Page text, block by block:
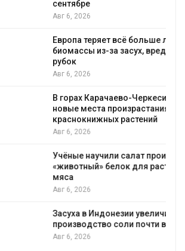
Европа теряет всё больше лесной
биомассы из-за засух, вредителей и
В горах Карачаево-Черкесии выявили
новые места произрастания
краснокнижных растений
Учёные научили салат производить
«животный» белок для растительного
Засуха в Индонезии увеличила
производство соли почти в 20 раз